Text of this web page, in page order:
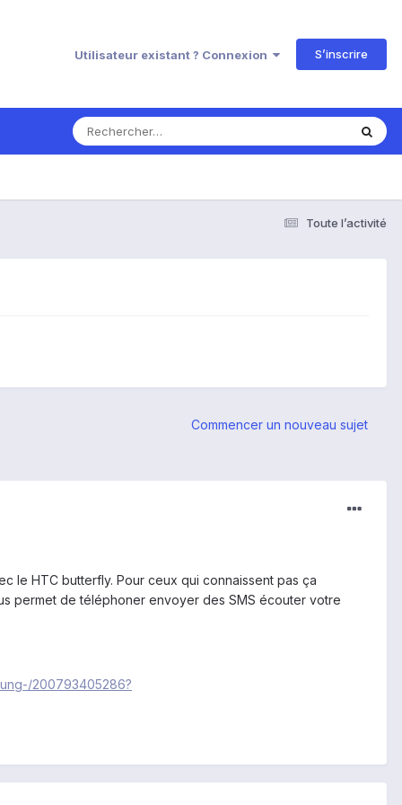
Utilisateur existant ? Connexion S’inscrire
Toute l’activité
Commencer un nouveau sujet
le HTC butterfly. Pour ceux qui connaissent pas ça
permet de téléphoner envoyer des SMS écouter votre
200793405286?